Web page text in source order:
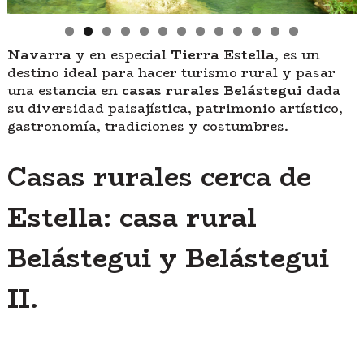
Navarray en especial Tierra Estella, es un
destino ideal para hacer turismo rural y pasar
una estancia en casas rurales Belástegui dada
su diversidad paisajística, patrimonio artístico,
gastronomía, tradiciones y costumbres.
Casas rurales cerca de
Estella: casa rural
Belástegui y Belástegui
II.